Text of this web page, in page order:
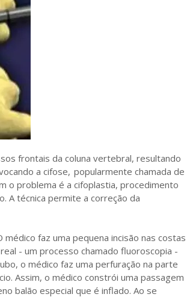
frontais da coluna vertebral, resultando
a cifose, popularmente chamada de
o problema é a cifoplastia, procedimento
A técnica permite a correção da
faz uma pequena incisão nas costas
- um processo chamado fluoroscopia -
o médico faz uma perfuração na parte
Assim, o médico constrói uma passagem
balão especial que é inflado. Ao se